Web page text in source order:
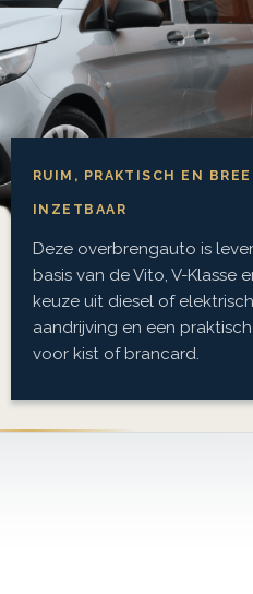
RUIM, PRAKTISCH EN
INZETBAAR
Deze overbrengauto is
basis van de Vito, V-Klasse
keuze uit diesel of
aandrijving en een
voor kist of brancard.